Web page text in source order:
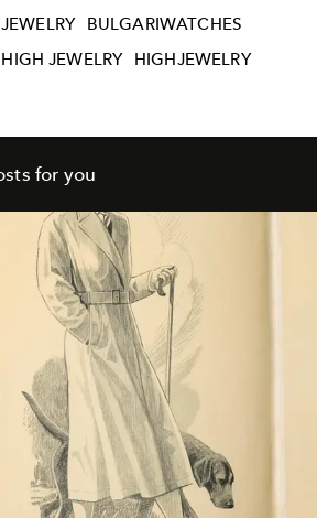
BULGARIWATCHES
HIGH JEWELRY HIGHJEWELRY
for you